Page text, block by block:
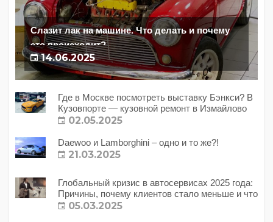
Слазит лак на машине. Что делать и почему
это происходит?
14.06.2025
Где в Москве посмотреть выставку Бэнкси? В
Кузовпорте — кузовной ремонт в Измайлово
02.05.2025
Daewoo и Lamborghini – одно и то же?!
21.03.2025
Глобальный кризис в автосервисах 2025 года:
Причины, почему клиентов стало меньше и что
с этим делать?
05.03.2025